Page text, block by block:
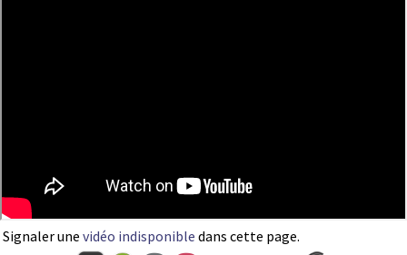
Signaler une vidéo indisponible dans cette page.